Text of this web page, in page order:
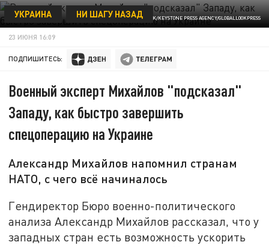
/ФОТО: MYKHAYLO PALINCHAK/KEYSTONE PRESS AGENCY/GLOBALLOOKPRESS
УКРАИНА НИ ШАГУ НАЗАД
23 ИЮНЯ 16:09
ПОДПИШИТЕСЬ:
Военный эксперт Михайлов "подсказал"
Западу, как быстро завершить
спецоперацию на Украине
Александр Михайлов напомнил странам
НАТО, с чего всё начиналось
Гендиректор Бюро военно-политического
анализа Александр Михайлов рассказал, что у
западных стран есть возможность ускорить